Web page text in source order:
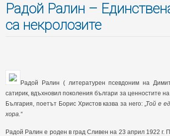
Радой Ралин –
са некролозите
Радой Ралин ( литературен псевдоним на
сатирик, вдъхновил поколения българи за ценностите
България, поетът Борис Христов казва за него: „Той е
хора.“
Радой Ралин е роден в град Сливен на 23 април 1922 г.